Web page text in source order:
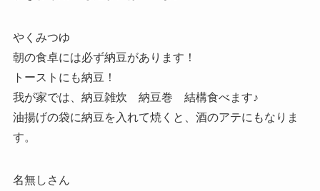
やくみつゆ
朝の食卓には必ず納豆があります！
トーストにも納豆！
我が家では、納豆雑炊 納豆巻 結構食べます♪
油揚げの袋に納豆を入れて焼くと、酒のアテにもなりま
す。
名無しさん